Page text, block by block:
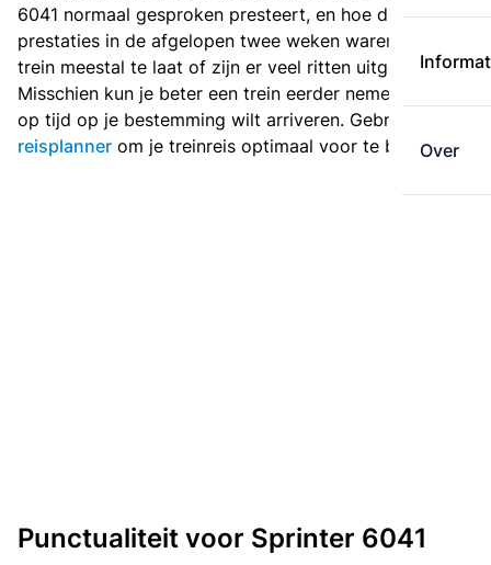
Over
6041 normaal gesproken presteert, en hoe de
prestaties in de afgelopen twee weken waren. Is deze
trein meestal te laat of zijn er veel ritten uitgevallen?
Misschien kun je beter een trein eerder nemen als je
op tijd op je bestemming wilt arriveren. Gebruik de
reisplanner om je treinreis optimaal voor te bereiden.
Punctualiteit voor Sprinter 6041